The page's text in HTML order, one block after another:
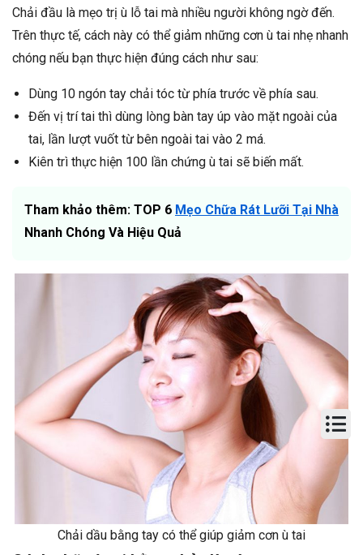
Chải đầu là mẹo trị ù lỗ tai mà nhiều người không ngờ đến.
Trên thực tế, cách này có thể giảm những cơn ù tai nhẹ nhanh
chóng nếu bạn thực hiện đúng cách như sau:
Dùng 10 ngón tay chải tóc từ phía trước về phía sau.
Đến vị trí tai thì dùng lòng bàn tay úp vào mặt ngoài của
tai, lần lượt vuốt từ bên ngoài tai vào 2 má.
Kiên trì thực hiện 100 lần chứng ù tai sẽ biến mất.
Tham khảo thêm: TOP 6 Mẹo Chữa Rát Lưỡi Tại Nhà
Nhanh Chóng Và Hiệu Quả
Chải dầu bằng tay có thể giúp giảm cơn ù tai